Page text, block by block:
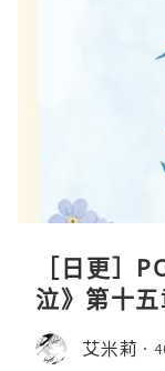
［日更］
泣》第十
艾米莉